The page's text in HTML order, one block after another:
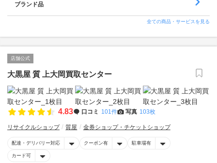
ブランド品
全ての商品・サービスを見る
店舗公式
大黒屋 質 上大岡買取センター
4.83 口コミ 101件 写真 103枚
リサイクルショップ 質屋 金券ショップ・チケットショップ
配達・デリバリー対応 クーポン有 駐車場有
カード可